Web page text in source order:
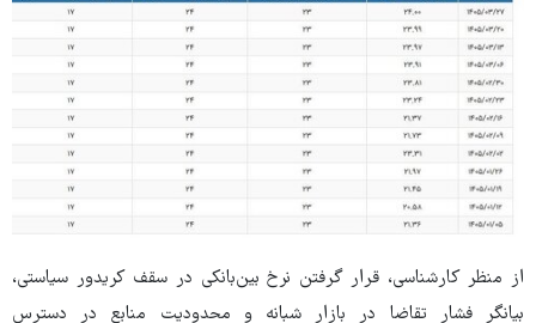
از منظر کارشناسی، قرار گرفتن نرخ بین‌بانکی در سقف کریدور سیاستی،
بیانگر فشار تقاضا در بازار شبانه و محدودیت منابع در دسترس